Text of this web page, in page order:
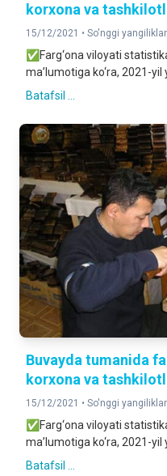
korxona va
15/12/2021 • So'nggi yangiliklar
✅Farg‘ona viloyati
ma’lumotiga ko‘ra, 2021-
Batafsil ...
Buvayda tumanida
korxona va
15/12/2021 • So'nggi yangiliklar
✅Farg‘ona viloyati
ma’lumotiga ko‘ra, 2021-
Batafsil ...